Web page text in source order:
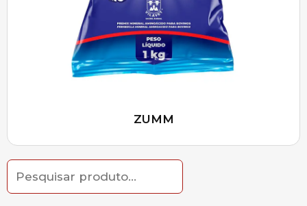
Search
for:
ZUMM